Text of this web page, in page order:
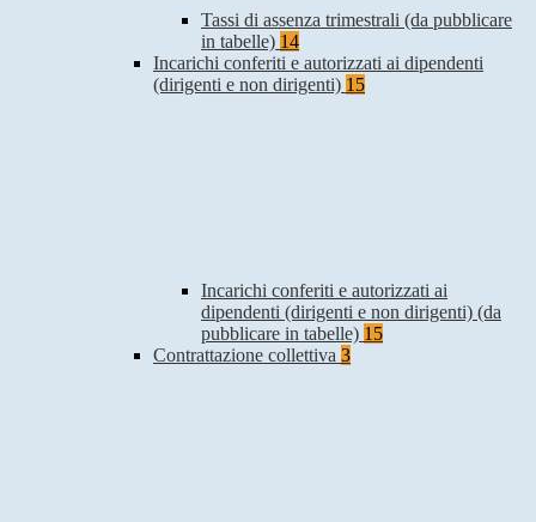
Tassi di assenza trimestrali (da pubblicare
in tabelle) 14
Incarichi conferiti e autorizzati ai dipendenti
(dirigenti e non dirigenti) 15
Incarichi conferiti e autorizzati ai
dipendenti (dirigenti e non dirigenti) (da
pubblicare in tabelle) 15
Contrattazione collettiva 3